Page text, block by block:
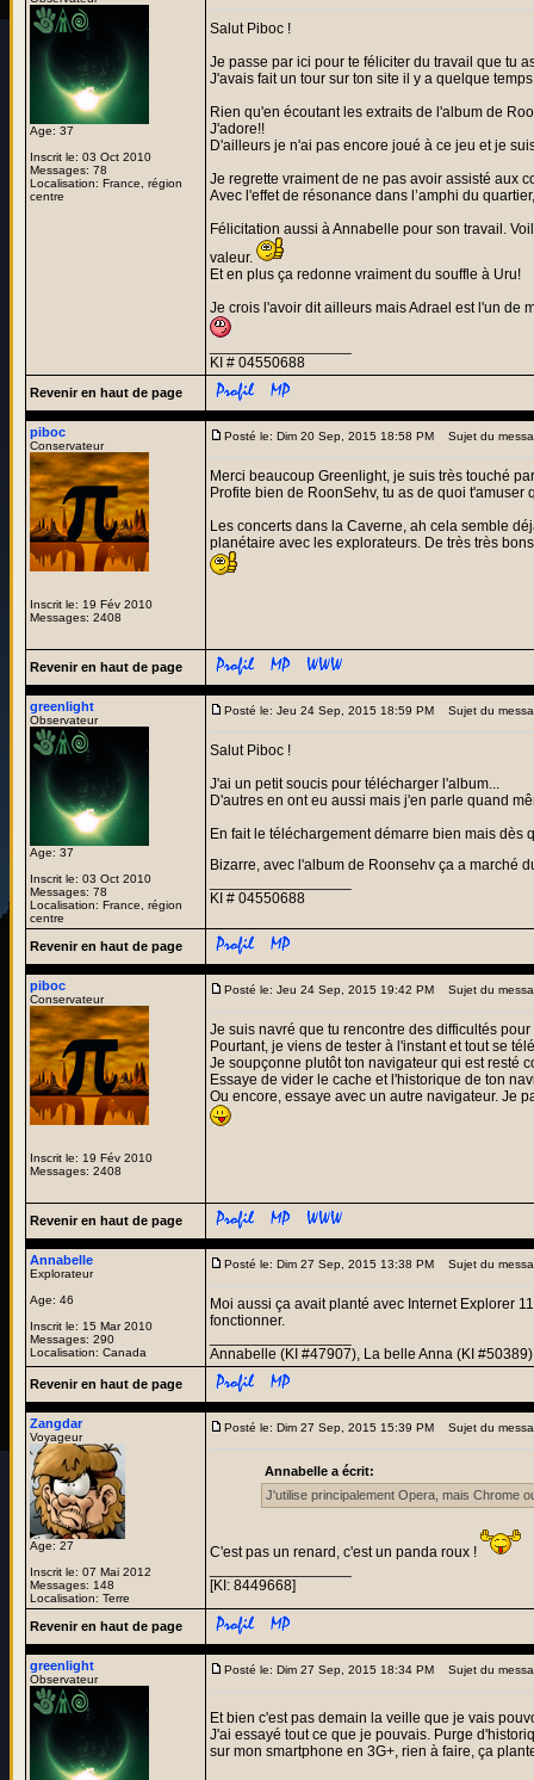
Age: 37
Inscrit le: 03 Oct 2010
Messages: 78
Localisation: France, région
centre
Salut Piboc !
Je passe par ici pour te féliciter du travail que tu
J'avais fait un tour sur ton site il y a quelque
Rien qu'en écoutant les extraits de l'album de
J'adore!!
D'ailleurs je n'ai pas encore joué à ce jeu et je
Je regrette vraiment de ne pas avoir assisté aux
Avec l'effet de résonance dans l’amphi du
Félicitation aussi à Annabelle pour son travail.
valeur.
Et en plus ça redonne vraiment du souffle à Uru!
Je crois l'avoir dit ailleurs mais Adrael est l'un de
KI # 04550688
Revenir en haut de page
piboc
Conservateur
Inscrit le: 19 Fév 2010
Messages: 2408
Posté le: Dim 20 Sep, 2015 18:58 PM Sujet du
Merci beaucoup Greenlight, je suis très touché
Profite bien de RoonSehv, tu as de quoi
Les concerts dans la Caverne, ah cela semble
planétaire avec les explorateurs. De très très
Revenir en haut de page
greenlight
Observateur
Age: 37
Inscrit le: 03 Oct 2010
Messages: 78
Localisation: France, région
centre
Posté le: Jeu 24 Sep, 2015 18:59 PM Sujet du
Salut Piboc !
J'ai un petit soucis pour télécharger l'album...
D'autres en ont eu aussi mais j'en parle quand
En fait le téléchargement démarre bien mais
Bizarre, avec l'album de Roonsehv ça a marché
KI # 04550688
Revenir en haut de page
piboc
Conservateur
Inscrit le: 19 Fév 2010
Messages: 2408
Posté le: Jeu 24 Sep, 2015 19:42 PM Sujet du
Je suis navré que tu rencontre des difficultés
Pourtant, je viens de tester à l'instant et tout se
Je soupçonne plutôt ton navigateur qui est resté
Essaye de vider le cache et l'historique de ton
Ou encore, essaye avec un autre navigateur. Je
Revenir en haut de page
Annabelle
Explorateur
Age: 46
Inscrit le: 15 Mar 2010
Messages: 290
Localisation: Canada
Posté le: Dim 27 Sep, 2015 13:38 PM Sujet du
Moi aussi ça avait planté avec Internet Explorer
fonctionner.
Annabelle (KI #47907), La belle Anna (KI #50389)
Revenir en haut de page
Zangdar
Voyageur
Age: 27
Inscrit le: 07 Mai 2012
Messages: 148
Localisation: Terre
Posté le: Dim 27 Sep, 2015 15:39 PM Sujet du
Annabelle a écrit:
J'utilise principalement Opera, mais Chrome
C'est pas un renard, c'est un panda roux !
[KI: 8449668]
Revenir en haut de page
greenlight
Observateur
Posté le: Dim 27 Sep, 2015 18:34 PM Sujet du
Et bien c'est pas demain la veille que je vais
J'ai essayé tout ce que je pouvais. Purge
sur mon smartphone en 3G+, rien à faire, ça